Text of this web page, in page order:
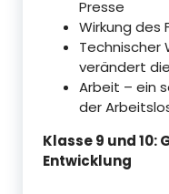
Presse
Wirkung des
Technischer
verändert
Arbeit – ein
der
Klasse 9 und
Entwicklung